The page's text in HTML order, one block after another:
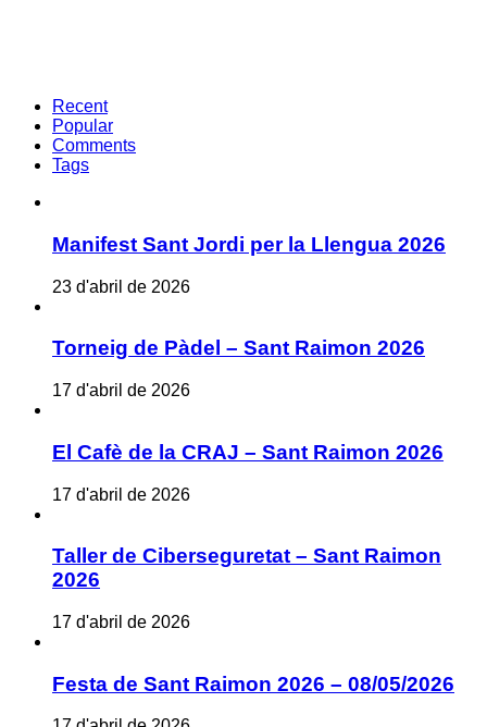
Recent
Popular
Comments
Tags
Manifest Sant Jordi per la Llengua 2026
23 d'abril de 2026
Torneig de Pàdel – Sant Raimon 2026
17 d'abril de 2026
El Cafè de la CRAJ – Sant Raimon 2026
17 d'abril de 2026
Taller de Ciberseguretat – Sant Raimon
2026
17 d'abril de 2026
Festa de Sant Raimon 2026 – 08/05/2026